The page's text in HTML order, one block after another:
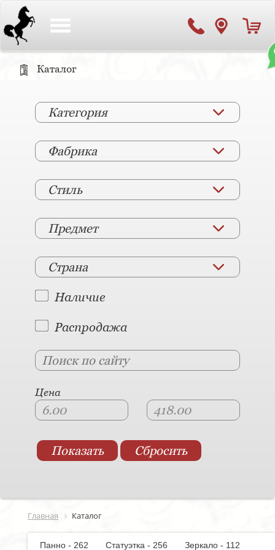
Каталог
Категория
Фабрика
Стиль
Предмет
Страна
Наличие
Распродажа
Цена
Главная Каталог
Панно - 262 Статуэтка - 256
Зеркало - 112